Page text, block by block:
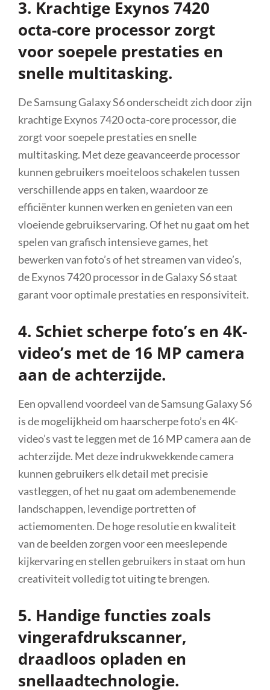
3. Krachtige Exynos 7420
octa-core processor zorgt
voor soepele prestaties en
snelle multitasking.
De Samsung Galaxy S6 onderscheidt zich door zijn
krachtige Exynos 7420 octa-core processor, die
zorgt voor soepele prestaties en snelle
multitasking. Met deze geavanceerde processor
kunnen gebruikers moeiteloos schakelen tussen
verschillende apps en taken, waardoor ze
efficiënter kunnen werken en genieten van een
vloeiende gebruikservaring. Of het nu gaat om het
spelen van grafisch intensieve games, het
bewerken van foto’s of het streamen van video’s,
de Exynos 7420 processor in de Galaxy S6 staat
garant voor optimale prestaties en responsiviteit.
4. Schiet scherpe foto’s en 4K-
video’s met de 16 MP camera
aan de achterzijde.
Een opvallend voordeel van de Samsung Galaxy S6
is de mogelijkheid om haarscherpe foto’s en 4K-
video’s vast te leggen met de 16 MP camera aan de
achterzijde. Met deze indrukwekkende camera
kunnen gebruikers elk detail met precisie
vastleggen, of het nu gaat om adembenemende
landschappen, levendige portretten of
actiemomenten. De hoge resolutie en kwaliteit
van de beelden zorgen voor een meeslepende
kijkervaring en stellen gebruikers in staat om hun
creativiteit volledig tot uiting te brengen.
5. Handige functies zoals
vingerafdrukscanner,
draadloos opladen en
snellaadtechnologie.